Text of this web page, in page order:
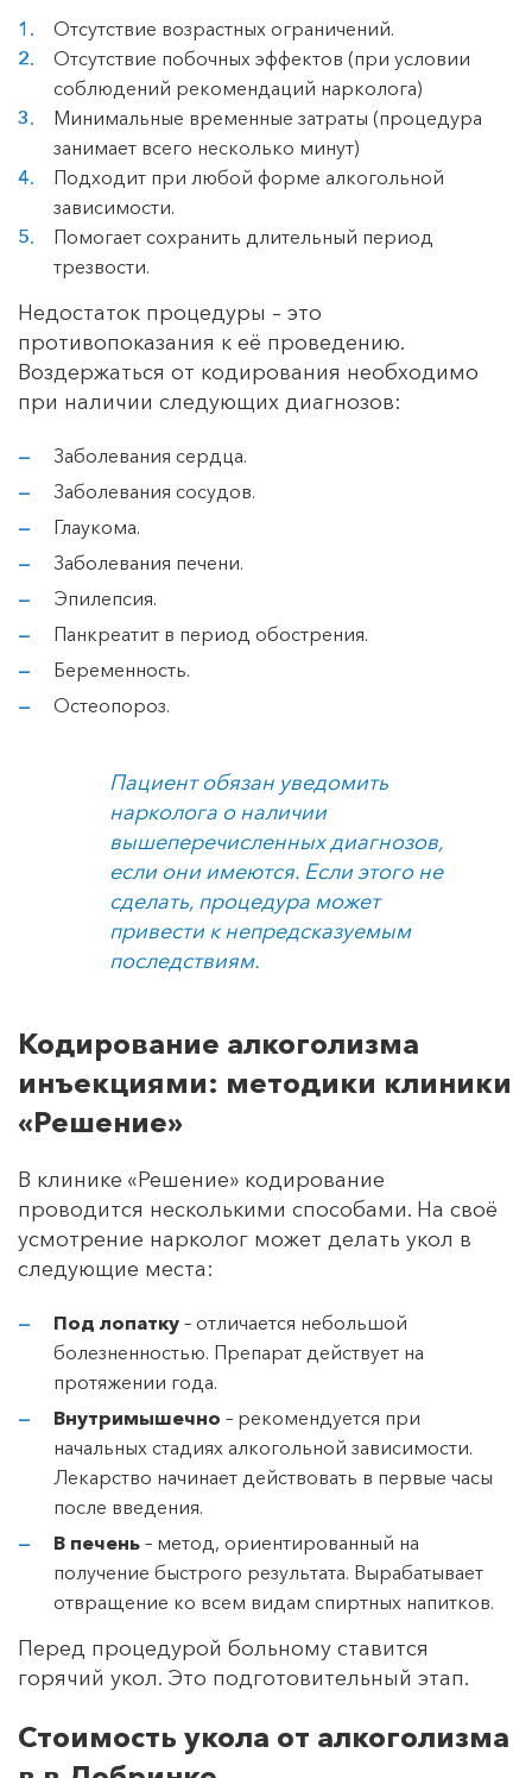
Отсутствие возрастных ограничений.
Отсутствие побочных эффектов (при условии
соблюдений рекомендаций нарколога)
Минимальные временные затраты (процедура
занимает всего несколько минут)
Подходит при любой форме алкогольной
зависимости.
Помогает сохранить длительный период
трезвости.
Недостаток процедуры – это
противопоказания к её проведению.
Воздержаться от кодирования необходимо
при наличии следующих диагнозов:
Заболевания сердца.
Заболевания сосудов.
Глаукома.
Заболевания печени.
Эпилепсия.
Панкреатит в период обострения.
Беременность.
Остеопороз.
Пациент обязан уведомить
нарколога о наличии
вышеперечисленных диагнозов,
если они имеются. Если этого не
сделать, процедура может
привести к непредсказуемым
последствиям.
Кодирование алкоголизма
инъекциями: методики клиники
«Решение»
В клинике «Решение» кодирование
проводится несколькими способами. На своё
усмотрение нарколог может делать укол в
следующие места:
Под лопатку – отличается небольшой
болезненностью. Препарат действует на
протяжении года.
Внутримышечно – рекомендуется при
начальных стадиях алкогольной зависимости.
Лекарство начинает действовать в первые часы
после введения.
В печень – метод, ориентированный на
получение быстрого результата. Вырабатывает
отвращение ко всем видам спиртных напитков.
Перед процедурой больному ставится
горячий укол. Это подготовительный этап.
Стоимость укола от алкоголизма